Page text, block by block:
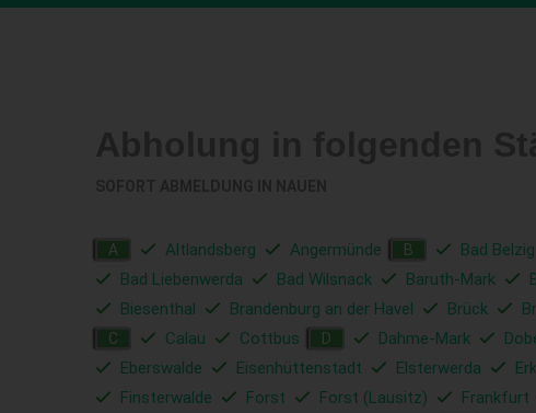
A Altlandsberg Angermünde B Bad Belzig
Bad Liebenwerda
Bad Wilsnack Baruth-Mark
Biesenthal
Brandenburg an der Havel Brück
C Calau Cottbus D Dahme-Mark
Eberswalde Eisenhüttenstadt Elsterwerda
Finsterwalde
Forst Forst (Lausitz) Frankfurt